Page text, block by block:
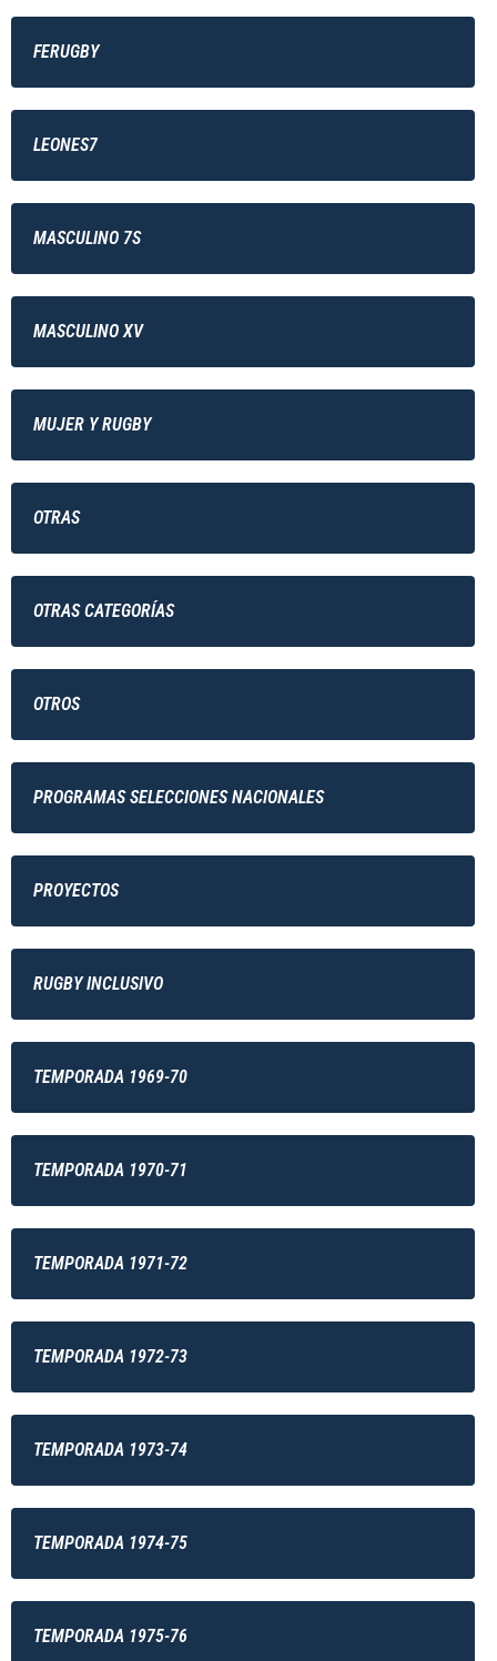
FERUGBY
LEONES7
MASCULINO 7S
MASCULINO XV
MUJER Y RUGBY
OTRAS
OTRAS CATEGORÍAS
OTROS
PROGRAMAS SELECCIONES NACIONALES
PROYECTOS
RUGBY INCLUSIVO
TEMPORADA 1969-70
TEMPORADA 1970-71
TEMPORADA 1971-72
TEMPORADA 1972-73
TEMPORADA 1973-74
TEMPORADA 1974-75
TEMPORADA 1975-76